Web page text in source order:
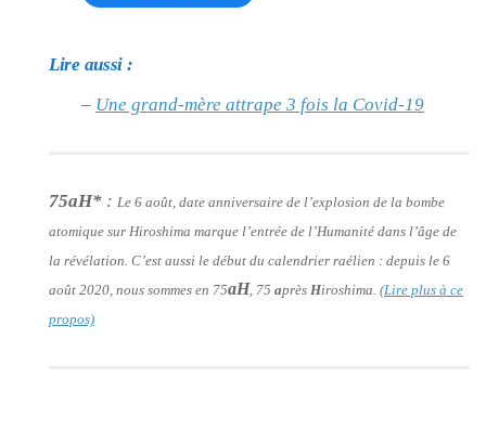
Lire aussi :
– Une grand-mère attrape 3 fois la Covid-19
75aH* : Le 6 août, date anniversaire de l’explosion de la bombe
atomique sur Hiroshima marque l’entrée de l’Humanité dans l’âge de
la révélation. C’est aussi le début du calendrier raélien : depuis le 6
août 2020, nous sommes en 75aH, 75 après Hiroshima. (Lire plus à ce
propos)